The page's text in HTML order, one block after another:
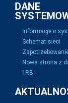
DANE
Informacje o
Schemat sieci
Nowa strona z
i RB